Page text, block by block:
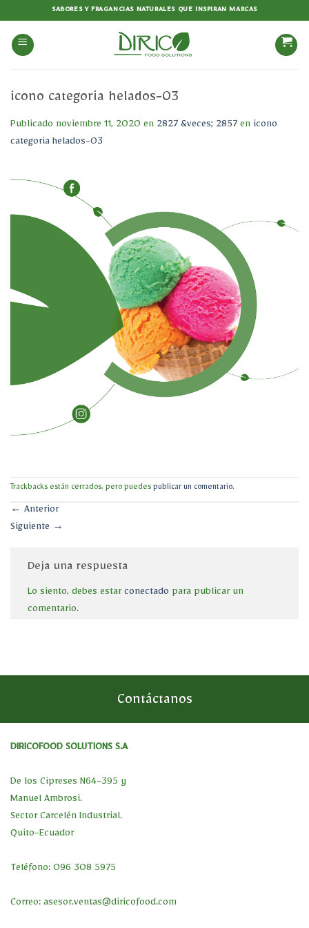
contenido
SABORES Y FRAGANCIAS NATURALES QUE INSPIRAN MARCAS
icono categoria helados-03
Publicado noviembre 11, 2020 en 2827 &veces; 2857 en icono
categoria helados-03
Trackbacks están cerrados, pero puedes publicar un comentario.
← Anterior
Siguiente →
Deja una respuesta
Lo siento, debes estarconectado para publicar un
comentario.
Contáctanos
DIRICOFOOD SOLUTIONS S.A
De los Cipreses N64-395 y
Manuel Ambrosi.
Sector Carcelén Industrial.
Quito-Ecuador
Teléfono: 096 308 5975
Correo: asesor.ventas@diricofood.com